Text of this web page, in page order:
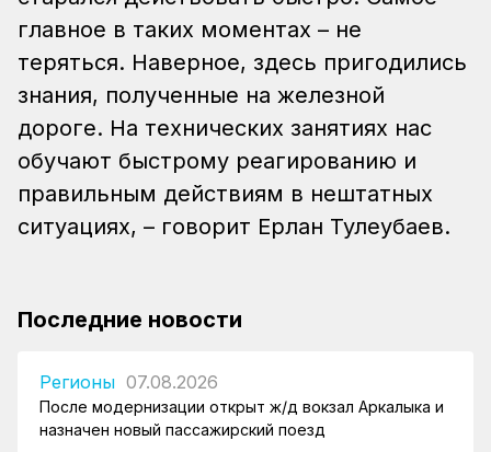
главное в таких моментах – не
теряться. Наверное, здесь пригодились
знания, полученные на железной
дороге. На технических занятиях нас
обучают быстрому реагированию и
правильным действиям в нештатных
ситуациях, – говорит Ерлан Тулеубаев.
Последние новости
Регионы 07.08.2026
После модернизации открыт ж/д вокзал Аркалыка и
назначен новый пассажирский поезд